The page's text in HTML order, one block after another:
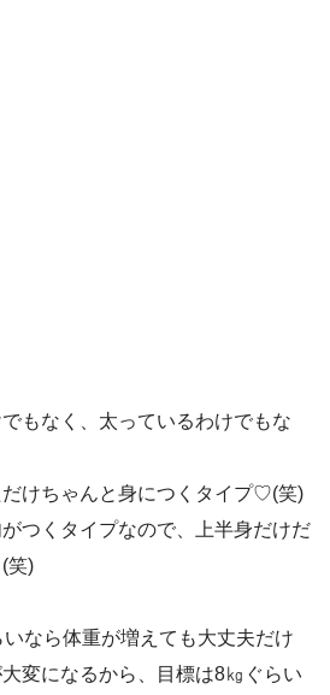
もなく、太っているわけでもな
けちゃんと身につくタイプ♡(笑)
つくタイプなので、上半身だけだ
笑)
なら体重が増えても大丈夫だけ
変になるから、目標は8㎏ぐらい